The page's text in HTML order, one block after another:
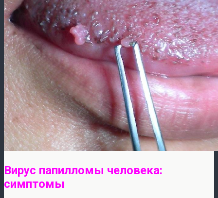
Вирус папилломы человека:
симптомы